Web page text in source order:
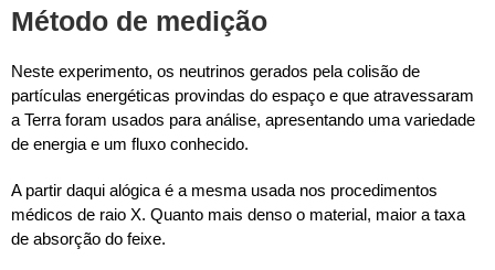
Método de medição
Neste experimento, os neutrinos gerados pela colisão de
partículas energéticas provindas do espaço e que atravessaram
a Terra foram usados para análise, apresentando uma variedade
de energia e um fluxo conhecido.
A partir daqui alógica é a mesma usada nos procedimentos
médicos de raio X. Quanto mais denso o material, maior a taxa
de absorção do feixe.